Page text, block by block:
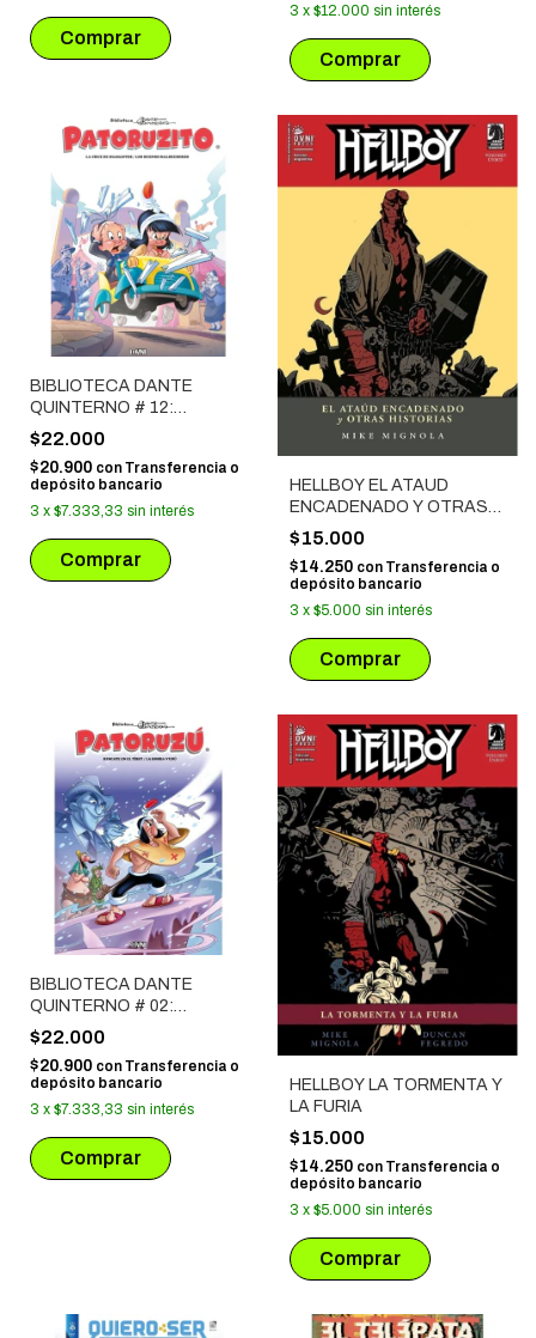
3 x $12.000 sin interés
BIBLIOTECA DANTE
QUINTERNO # 12:
PATORUZITO VI
$22.000
$20.900 con Transferencia o
depósito bancario
3 x $7.333,33 sin interés
HELLBOY EL ATAUD
ENCADENADO Y OTRAS
HISTORIAS
$15.000
$14.250 con Transferencia o
depósito bancario
3 x $5.000 sin interés
BIBLIOTECA DANTE
QUINTERNO # 02:
PATORUZU 1
$22.000
$20.900 con Transferencia o
depósito bancario
3 x $7.333,33 sin interés
HELLBOY LA TORMENTA Y
LA FURIA
$15.000
$14.250 con Transferencia o
depósito bancario
3 x $5.000 sin interés